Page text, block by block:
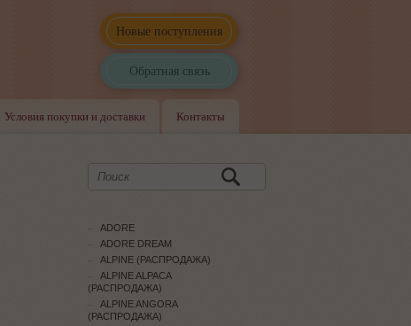
Новые поступления
Обратная связь
Условия покупки и доставки Контакты
ADORE
ADORE DREAM
ALPINE (РАСПРОДАЖА)
ALPINE ALPACA
(РАСПРОДАЖА)
ALPINE ANGORA
(РАСПРОДАЖА)